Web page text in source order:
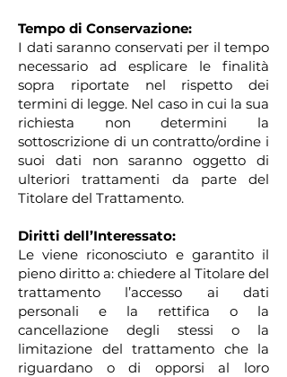
Tempo di Conservazione:
I dati saranno conservati per il tempo
necessario ad esplicare le finalità
sopra riportate nel rispetto dei
termini di legge. Nel caso in cui la sua
richiesta non determini la
sottoscrizione di un contratto/ordine i
suoi dati non saranno oggetto di
ulteriori trattamenti da parte del
Titolare del Trattamento.
Diritti dell’Interessato:
Le viene riconosciuto e garantito il
pieno diritto a: chiedere al Titolare del
trattamento l’accesso ai dati
personali e la rettifica o la
cancellazione degli stessi o la
limitazione del trattamento che la
riguardano o di opporsi al loro